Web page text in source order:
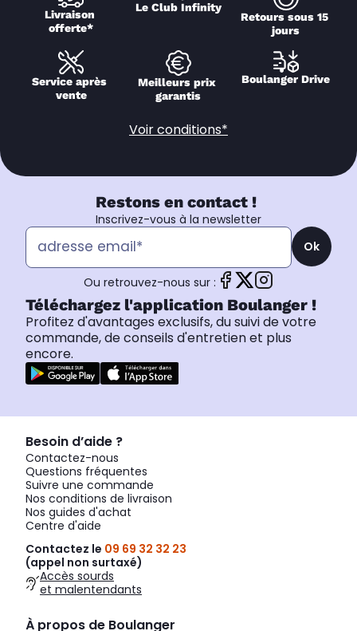
Livraison
offerte*
Le Club Infinity
Retours sous 15
jours
Service après
vente
Meilleurs prix
garantis
Boulanger Drive
Voir conditions*
Restons en contact !
Inscrivez-vous à la newsletter
Ok
Ou retrouvez-nous sur :
Téléchargez l'application Boulanger !
Profitez d'avantages exclusifs, du suivi de votre
commande, de conseils d'entretien et plus
encore.
Besoin d’aide ?
Contactez-nous
Questions fréquentes
Suivre une commande
Nos conditions de livraison
Nos guides d'achat
Centre d'aide
Contactez le 09 69 32 32 23
(appel non surtaxé)
Accès sourds
et malentendants
À propos de Boulanger